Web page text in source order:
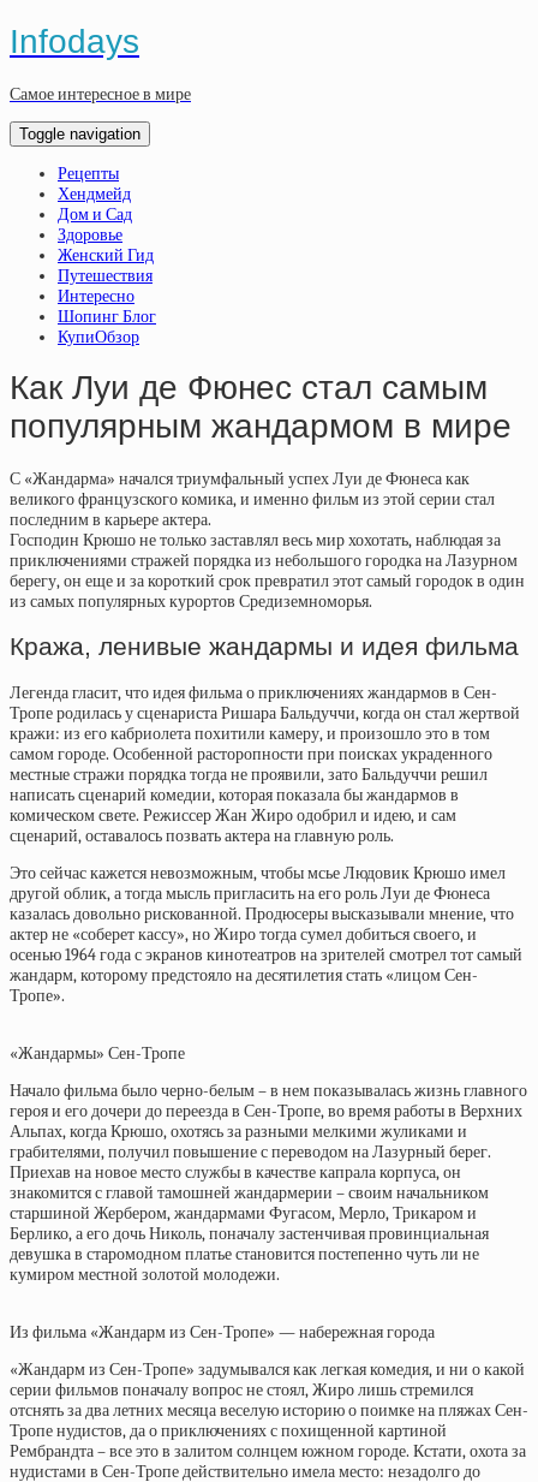
Infodays
Самое интересное в мире
Toggle navigation
Рецепты
Хендмейд
Дом и Сад
Здоровье
Женский Гид
Путешествия
Интересно
Шопинг Блог
КупиОбзор
Как Луи де Фюнес стал самым
популярным жандармом в мире
С «Жандарма» начался триумфальный успех Луи де Фюнеса как
великого французского комика, и именно фильм из этой серии стал
последним в карьере актера.
Господин Крюшо не только заставлял весь мир хохотать, наблюдая за
приключениями стражей порядка из небольшого городка на Лазурном
берегу, он еще и за короткий срок превратил этот самый городок в один
из самых популярных курортов Средиземноморья.
Кража, ленивые жандармы и идея фильма
Легенда гласит, что идея фильма о приключениях жандармов в Сен-
Тропе родилась у сценариста Ришара Бальдуччи, когда он стал жертвой
кражи: из его кабриолета похитили камеру, и произошло это в том
самом городе. Особенной расторопности при поисках украденного
местные стражи порядка тогда не проявили, зато Бальдуччи решил
написать сценарий комедии, которая показала бы жандармов в
комическом свете. Режиссер Жан Жиро одобрил и идею, и сам
сценарий, оставалось позвать актера на главную роль.
Это сейчас кажется невозможным, чтобы мсье Людовик Крюшо имел
другой облик, а тогда мысль пригласить на его роль Луи де Фюнеса
казалась довольно рискованной. Продюсеры высказывали мнение, что
актер не «соберет кассу», но Жиро тогда сумел добиться своего, и
осенью 1964 года с экранов кинотеатров на зрителей смотрел тот самый
жандарм, которому предстояло на десятилетия стать «лицом Сен-
Тропе».
«Жандармы» Сен-Тропе
Начало фильма было черно-белым – в нем показывалась жизнь главного
героя и его дочери до переезда в Сен-Тропе, во время работы в Верхних
Альпах, когда Крюшо, охотясь за разными мелкими жуликами и
грабителями, получил повышение с переводом на Лазурный берег.
Приехав на новое место службы в качестве капрала корпуса, он
знакомится с главой тамошней жандармерии – своим начальником
старшиной Жербером, жандармами Фугасом, Мерло, Трикаром и
Берлико, а его дочь Николь, поначалу застенчивая провинциальная
девушка в старомодном платье становится постепенно чуть ли не
кумиром местной золотой молодежи.
Из фильма «Жандарм из Сен-Тропе» — набережная города
«Жандарм из Сен-Тропе» задумывался как легкая комедия, и ни о какой
серии фильмов поначалу вопрос не стоял, Жиро лишь стремился
отснять за два летних месяца веселую историю о поимке на пляжах Сен-
Тропе нудистов, да о приключениях с похищенной картиной
Рембрандта – все это в залитом солнцем южном городе. Кстати, охота за
нудистами в Сен-Тропе действительно имела место: незадолго до